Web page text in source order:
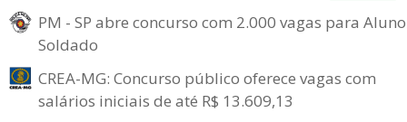
PM - SP abre concurso com 2.000 vagas para
Soldado
CREA-MG: Concurso público oferece vagas com
salários iniciais de até R$ 13.609,13